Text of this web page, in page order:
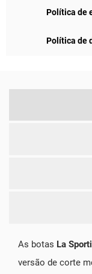
Política de
Política de
As botas La
versão de corte